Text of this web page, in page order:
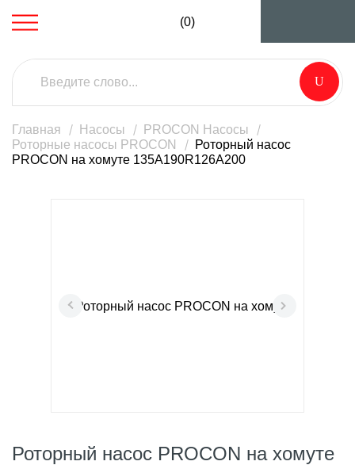
(0)
Главная Насосы
PROCON Насосы
Роторные насосы PROCON
Роторный насос
PROCON на хомуте 135A190R126A200
Роторный насос PROCON на хомуте